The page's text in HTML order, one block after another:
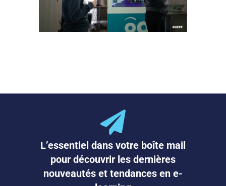
L’essentiel dans votre boîte mail
pour découvrir les dernières
nouveautés et tendances en e-